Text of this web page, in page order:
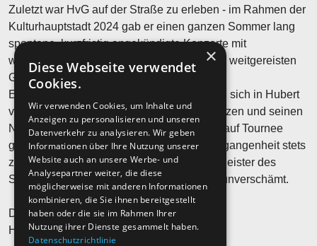
Zuletzt war HvG auf der Straße zu erleben - im Rahmen der
Kulturhauptstadt 2024 gab er einen ganzen Sommer lang
spontane, kurzfristig angekündigte Konzerte mit
wechselnden Besetzungen und vielen, teils weitgereisten
Gästen.
Einige dieser Unberechenbarkeiten werden sich in Hubert
von Goisern kommendem Programm fortsetzen und seinen
Niederschlag finden, wenn er 2027 wieder auf Tournee
geht. Hubert von Goisern wusste in der Vergangenheit stets
zu überraschen und war schon immer ein Meister des
Stilbruchs. Manchmal fließend, manchmal unverschämt.
Die Vergänglichkeit ist eine Konstante.
Heast as nit, wia die Zeit vergeht…?
×
Diese Webseite verwendet
Cookies.
Wir verwenden Cookies, um Inhalte und
Anzeigen zu personalisieren und unseren
Datenverkehr zu analysieren. Wir geben
Informationen über Ihre Nutzung unserer
Website auch an unsere Werbe- und
Analysepartner weiter, die diese
möglicherweise mit anderen Informationen
kombinieren, die Sie ihnen bereitgestellt
haben oder die sie im Rahmen Ihrer
Nutzung ihrer Dienste gesammelt haben.
Datenschutzrichtlinie